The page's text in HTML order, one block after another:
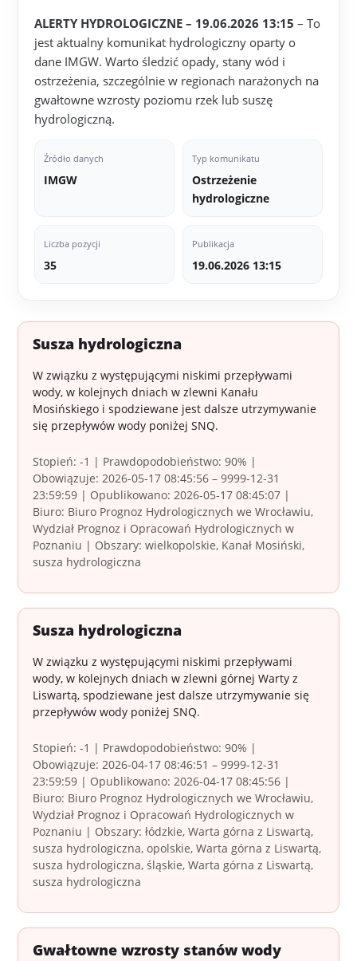
ALERTY HYDROLOGICZNE – 19.06.2026 13:15 – To
jest aktualny komunikat hydrologiczny oparty o
dane IMGW. Warto śledzić opady, stany wód i
ostrzeżenia, szczególnie w regionach narażonych na
gwałtowne wzrosty poziomu rzek lub suszę
hydrologiczną.
Źródło danych
IMGW
Typ komunikatu
Ostrzeżenie
hydrologiczne
Liczba pozycji
35
Publikacja
19.06.2026 13:15
Susza hydrologiczna
W związku z występującymi niskimi przepływami
wody, w kolejnych dniach w zlewni Kanału
Mosińskiego i spodziewane jest dalsze utrzymywanie
się przepływów wody poniżej SNQ.
Stopień: -1 | Prawdopodobieństwo: 90% |
Obowiązuje: 2026-05-17 08:45:56 – 9999-12-31
23:59:59 | Opublikowano: 2026-05-17 08:45:07 |
Biuro: Biuro Prognoz Hydrologicznych we Wrocławiu,
Wydział Prognoz i Opracowań Hydrologicznych w
Poznaniu | Obszary: wielkopolskie, Kanał Mosiński,
susza hydrologiczna
Susza hydrologiczna
W związku z występującymi niskimi przepływami
wody, w kolejnych dniach w zlewni górnej Warty z
Liswartą, spodziewane jest dalsze utrzymywanie się
przepływów wody poniżej SNQ.
Stopień: -1 | Prawdopodobieństwo: 90% |
Obowiązuje: 2026-04-17 08:46:51 – 9999-12-31
23:59:59 | Opublikowano: 2026-04-17 08:45:56 |
Biuro: Biuro Prognoz Hydrologicznych we Wrocławiu,
Wydział Prognoz i Opracowań Hydrologicznych w
Poznaniu | Obszary: łódzkie, Warta górna z Liswartą,
susza hydrologiczna, opolskie, Warta górna z Liswartą,
susza hydrologiczna, śląskie, Warta górna z Liswartą,
susza hydrologiczna
Gwałtowne wzrosty stanów wody